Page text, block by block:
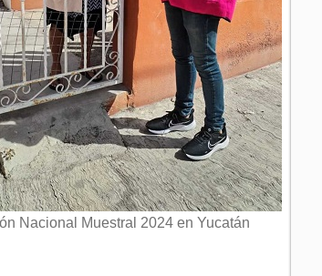
Nacional Muestral 2024 en Yucatán